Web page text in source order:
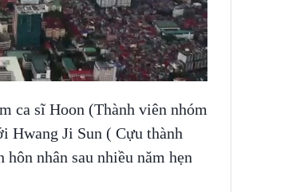
ca sĩ Hoon (Thành viên nhóm
Hwang Ji Sun ( Cựu thành
nhân sau nhiều năm hẹn